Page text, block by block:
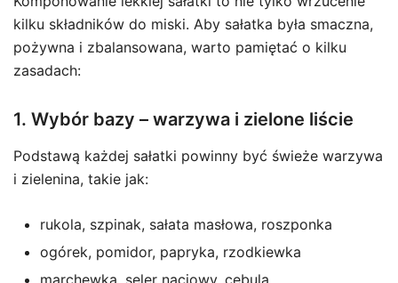
kilku składników do miski. Aby sałatka była smaczna,
pożywna i zbalansowana, warto pamiętać o kilku
zasadach:
1. Wybór bazy – warzywa i zielone liście
Podstawą każdej sałatki powinny być świeże warzywa
i zielenina, takie jak:
rukola, szpinak, sałata masłowa, roszponka
ogórek, pomidor, papryka, rzodkiewka
marchewka, seler naciowy, cebula